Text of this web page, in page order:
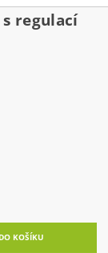
regulací